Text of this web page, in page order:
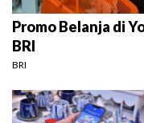
Promo Belanja di
BRI
BRI